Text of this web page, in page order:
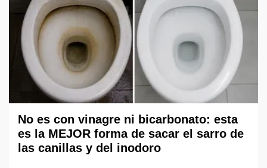
No es con vinagre ni bicarbonato: esta
es la MEJOR forma de sacar el sarro de
las canillas y del inodoro